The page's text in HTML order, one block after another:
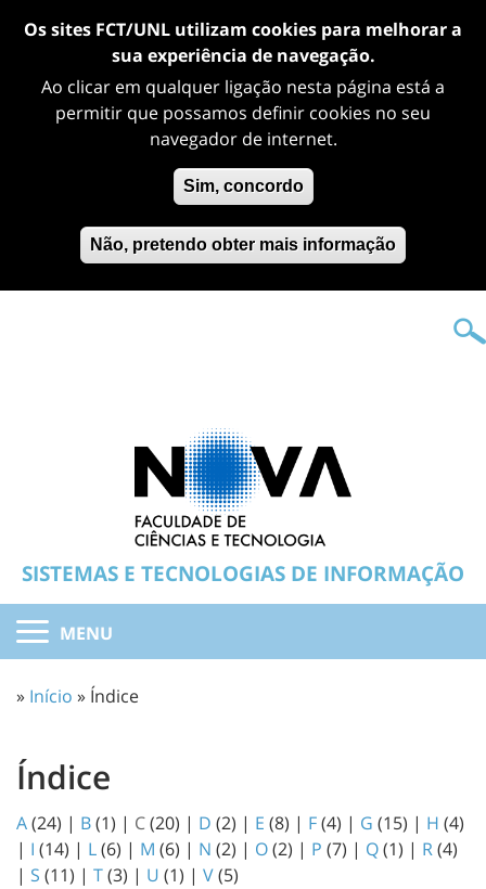
Os sites FCT/UNL utilizam cookies para melhorar a
sua experiência de navegação.
Ao clicar em qualquer ligação nesta página está a
permitir que possamos definir cookies no seu
navegador de internet.
Sim, concordo
Não, pretendo obter mais informação
SISTEMAS E TECNOLOGIAS DE INFORMAÇÃO
MENU
» Início » Índice
Índice
A(24) | B(1) | C(20) | D (2) | E (8) | F(4) | G (15) | H (4)
| I (14) | L(6) | M (6) | N (2) | O(2) | P (7) | Q(1) | R(4)
| S (11) | T(3) | U (1) | V(5)